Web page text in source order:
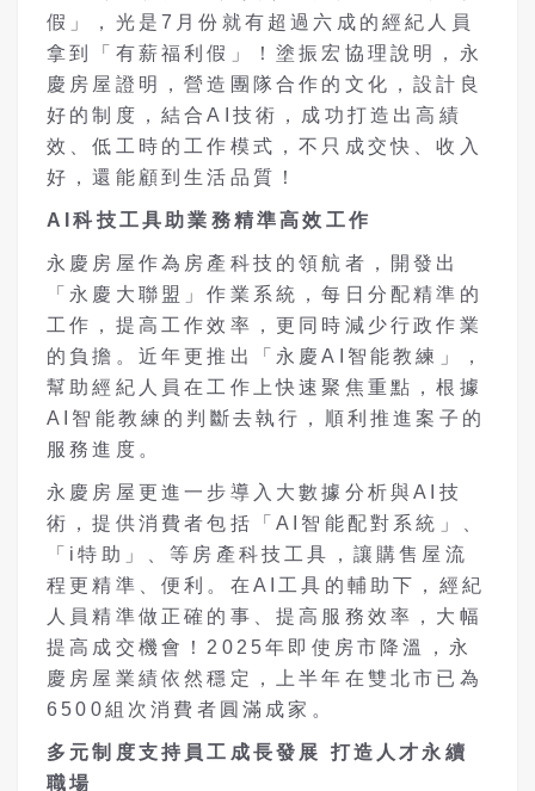
假」，光是7月份就有超過六成的經紀人員
拿到「有薪福利假」！塗振宏協理說明，永
慶房屋證明，營造團隊合作的文化，設計良
好的制度，結合AI技術，成功打造出高績
效、低工時的工作模式，不只成交快、收入
好，還能顧到生活品質！
AI科技工具助業務精準高效工作
永慶房屋作為房產科技的領航者，開發出
「永慶大聯盟」作業系統，每日分配精準的
工作，提高工作效率，更同時減少行政作業
的負擔。近年更推出「永慶AI智能教練」，
幫助經紀人員在工作上快速聚焦重點，根據
AI智能教練的判斷去執行，順利推進案子的
服務進度。
永慶房屋更進一步導入大數據分析與AI技
術，提供消費者包括「AI智能配對系統」、
「i特助」、等房產科技工具，讓購售屋流
程更精準、便利。在AI工具的輔助下，經紀
人員精準做正確的事、提高服務效率，大幅
提高成交機會！2025年即使房市降溫，永
慶房屋業績依然穩定，上半年在雙北市已為
6500組次消費者圓滿成家。
多元制度支持員工成長發展 打造人才永續
職場